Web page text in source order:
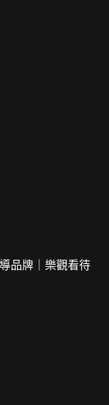
品牌｜樂觀看待